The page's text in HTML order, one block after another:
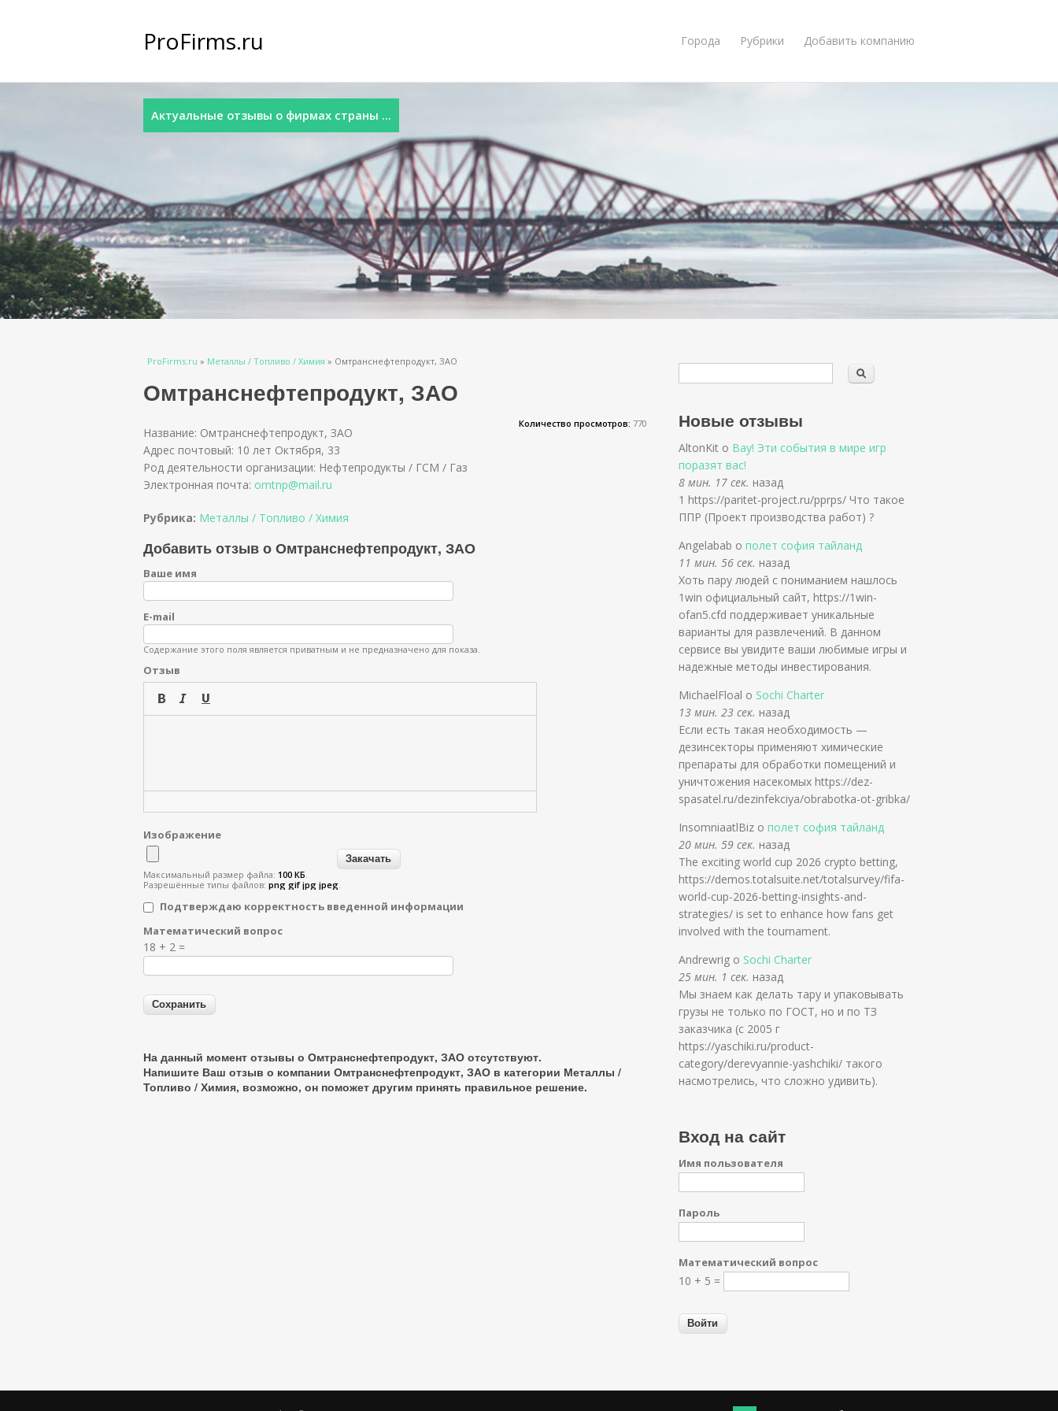
ProFirms.ru Города Рубрики Добавить компанию
Актуальные отзывы о фирмах страны ...
Вы здесь
ProFirms.ru » Металлы / Топливо / Химия » Омтранснефтепродукт, ЗАО
Омтранснефтепродукт, ЗАО
Количество просмотров: 770
Название: Омтранснефтепродукт, ЗАО
Адрес почтовый: 10 лет Октября, 33
Род деятельности организации: Нефтепродукты / ГСМ / Газ
Электронная почта: omtnp@mail.ru
Рубрика: Металлы / Топливо / Химия
Добавить отзыв о Омтранснефтепродукт, ЗАО
Ваше имя
E-mail
Содержание этого поля является приватным и не предназначено для показа.
Отзыв
Изображение
Максимальный размер файла: 100 КБ.
Разрешённые типы файлов: png gif jpg jpeg.
Подтверждаю корректность введенной информации
Я спамер
Математический вопрос
18 + 2 =
На данный момент отзывы о Омтранснефтепродукт, ЗАО отсутствуют.
Напишите Ваш отзыв о компании Омтранснефтепродукт, ЗАО в категории Металлы /
Топливо / Химия, возможно, он поможет другим принять правильное решение.
Новые отзывы
AltonKit о Вау! Эти события в мире игр
поразят вас!
8 мин. 17 сек. назад
1 https://paritet-project.ru/pprps/ Что такое
ППР (Проект производства работ) ?
Angelabab о полет софия тайланд
11 мин. 56 сек. назад
Хоть пару людей с пониманием нашлось
1win официальный сайт, https://1win-
ofan5.cfd поддерживает уникальные
варианты для развлечений. В данном
сервисе вы увидите ваши любимые игры и
надежные методы инвестирования.
MichaelFloal о Sochi Charter
13 мин. 23 сек. назад
Если есть такая необходимость —
дезинсекторы применяют химические
препараты для обработки помещений и
уничтожения насекомых https://dez-
spasatel.ru/dezinfekciya/obrabotka-ot-gribka/
InsomniaatlBiz о полет софия тайланд
20 мин. 59 сек. назад
The exciting world cup 2026 crypto betting,
https://demos.totalsuite.net/totalsurvey/fifa-
world-cup-2026-betting-insights-and-
strategies/ is set to enhance how fans get
involved with the tournament.
Andrewrig о Sochi Charter
25 мин. 1 сек. назад
Мы знаем как делать тару и упаковывать
грузы не только по ГОСТ, но и по ТЗ
заказчика (с 2005 г
https://yaschiki.ru/product-
category/derevyannie-yashchiki/ такого
насмотрелись, что сложно удивить).
Вход на сайт
Имя пользователя
Пароль
Математический вопрос
10 + 5 =